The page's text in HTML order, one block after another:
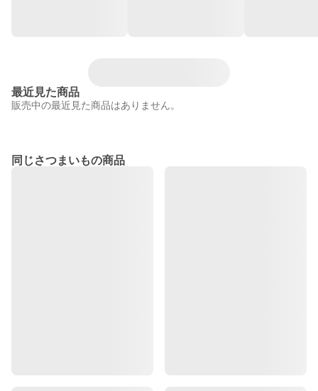
最近見た商品
販売中の最近見た商品はありません。
同じさつまいもの商品